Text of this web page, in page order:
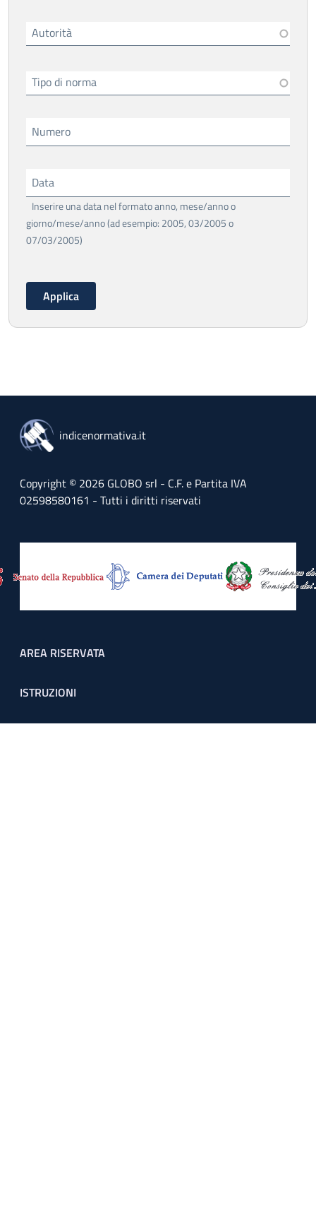
Autorità
Tipo di norma
Numero
Data
Inserire una data nel formato anno, mese/anno o
giorno/mese/anno (ad esempio: 2005, 03/2005 o
07/03/2005)
indicenormativa.it
Copyright © 2026 GLOBO srl - C.F. e Partita IVA
02598580161 - Tutti i diritti riservati
Footer menu
AREA RISERVATA
ISTRUZIONI